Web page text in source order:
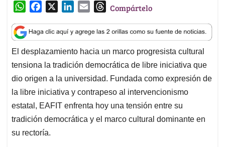
W
a
t
s
A
p
p
c
e
b
o
o
k
n
k
e
d
I
n
a
i
l
T
r
e
a
d
s
Compártelo
El desplazamiento hacia un marco progresista cultural
tensiona la tradición democrática de libre iniciativa que
dio origen a la universidad. Fundada como expresión de
la libre iniciativa y contrapeso al intervencionismo
estatal, EAFIT enfrenta hoy una tensión entre su
tradición democrática y el marco cultural dominante en
su rectoría.